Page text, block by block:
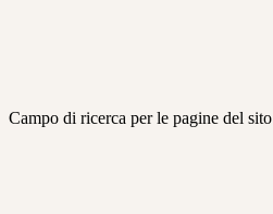
Campo di ricerca per le pagine del sito